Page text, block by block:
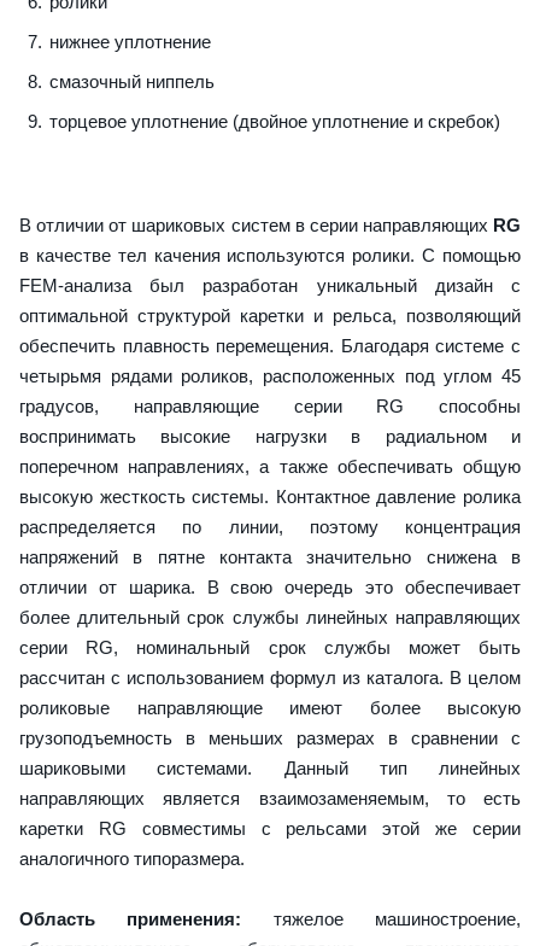
нижнее уплотнение
смазочный ниппель
торцевое уплотнение (двойное уплотнение и скребок)
В отличии от шариковых систем в серии направляющих RG
в качестве тел качения используются ролики. С помощью
FEM-анализа был разработан уникальный дизайн с
оптимальной структурой каретки и рельса, позволяющий
обеспечить плавность перемещения. Благодаря системе с
четырьмя рядами роликов, расположенных под углом 45
градусов, направляющие серии RG способны
воспринимать высокие нагрузки в радиальном и
поперечном направлениях, а также обеспечивать общую
высокую жесткость системы. Контактное давление ролика
распределяется по линии, поэтому концентрация
напряжений в пятне контакта значительно снижена в
отличии от шарика. В свою очередь это обеспечивает
более длительный срок службы линейных направляющих
серии RG, номинальный срок службы может быть
рассчитан с использованием формул из каталога. В целом
роликовые направляющие имеют более высокую
грузоподъемность в меньших размерах в сравнении с
шариковыми системами. Данный тип линейных
направляющих является взаимозаменяемым, то есть
каретки RG совместимы с рельсами этой же серии
аналогичного типоразмера.
Область применения: тяжелое машиностроение,